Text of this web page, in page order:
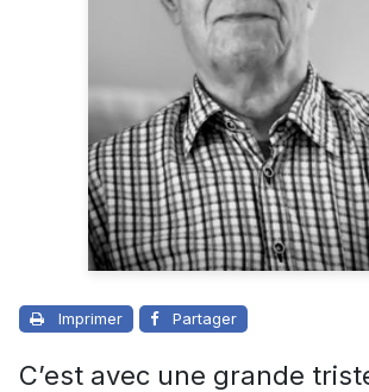
Imprimer Partager
C’est avec une grande